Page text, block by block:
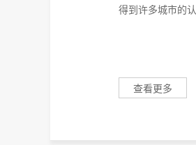
得到许多城市的
查看更多